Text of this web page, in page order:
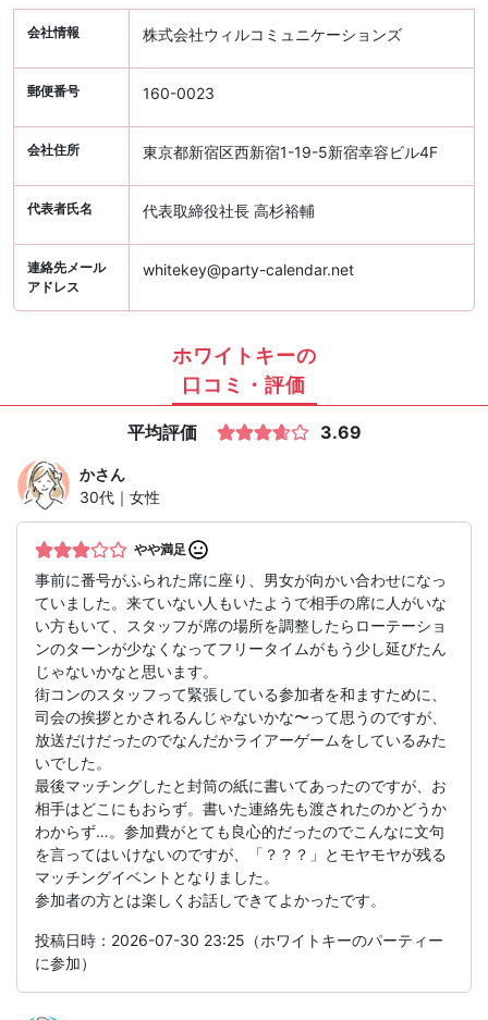
会社情報 株式会社ウィルコミュニケーションズ
郵便番号 160-0023
会社住所 東京都新宿区西新宿1-19-5新宿幸容ビル4F
代表者氏名 代表取締役社長 高杉裕輔
連絡先メール
アドレス
whitekey@party-calendar.net
ホワイトキーの
口コミ・評価
平均評価 3.69
かさん
30代｜女性
やや満足
事前に番号がふられた席に座り、男女が向かい合わせになっ
ていました。来ていない人もいたようで相手の席に人がいな
い方もいて、スタッフが席の場所を調整したらローテーショ
ンのターンが少なくなってフリータイムがもう少し延びたん
じゃないかなと思います。
街コンのスタッフって緊張している参加者を和ますために、
司会の挨拶とかされるんじゃないかな〜って思うのですが、
放送だけだったのでなんだかライアーゲームをしているみた
いでした。
最後マッチングしたと封筒の紙に書いてあったのですが、お
相手はどこにもおらず。書いた連絡先も渡されたのかどうか
わからず…。参加費がとても良心的だったのでこんなに文句
を言ってはいけないのですが、「？？？」とモヤモヤが残る
マッチングイベントとなりました。
参加者の方とは楽しくお話しできてよかったです。
投稿日時：2026-07-30 23:25（ホワイトキーのパーティー
に参加）